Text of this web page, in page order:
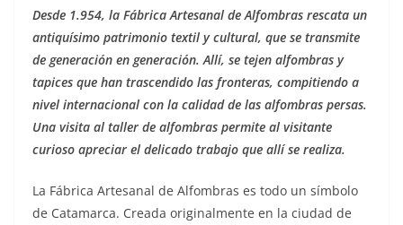
Desde 1.954, la Fábrica Artesanal de Alfombras rescata un
antiquísimo patrimonio textil y cultural, que se transmite
de generación en generación. Allí, se tejen alfombras y
tapices que han trascendido las fronteras, compitiendo a
nivel internacional con la calidad de las alfombras persas.
Una visita al taller de alfombras permite al visitante
curioso apreciar el delicado trabajo que allí se realiza.
La Fábrica Artesanal de Alfombras es todo un símbolo
de Catamarca. Creada originalmente en la ciudad de